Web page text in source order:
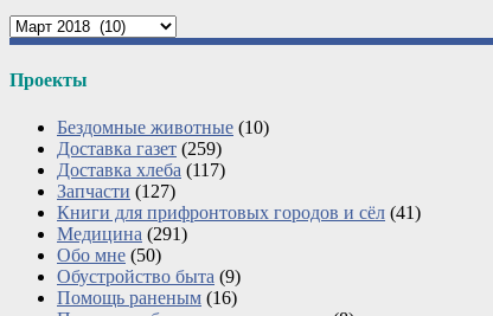
Архивы
Проекты
Бездомные животные (10)
Доставка газет (259)
Доставка хлеба (117)
Запчасти (127)
Книги для прифронтовых городов и сёл (41)
Медицина (291)
Обо мне (50)
Обустройство быта (9)
Помощь раненым (16)